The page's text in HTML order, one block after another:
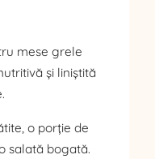
mese grele
și liniștită
o porție de
salată bogată.